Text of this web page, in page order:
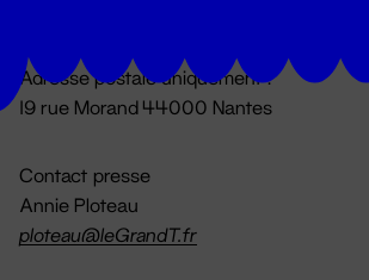
Adresse postale uniquement :
19 rue Morand 44000 Nantes
Contact presse
Annie Ploteau
ploteau@leGrandT.fr